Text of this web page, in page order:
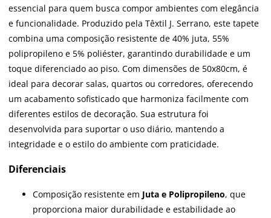
essencial para quem busca compor ambientes com elegância
e funcionalidade. Produzido pela Têxtil J. Serrano, este tapete
combina uma composição resistente de 40% juta, 55%
polipropileno e 5% poliéster, garantindo durabilidade e um
toque diferenciado ao piso. Com dimensões de 50x80cm, é
ideal para decorar salas, quartos ou corredores, oferecendo
um acabamento sofisticado que harmoniza facilmente com
diferentes estilos de decoração. Sua estrutura foi
desenvolvida para suportar o uso diário, mantendo a
integridade e o estilo do ambiente com praticidade.
Diferenciais
Composição resistente em Juta e Polipropileno, que
proporciona maior durabilidade e estabilidade ao